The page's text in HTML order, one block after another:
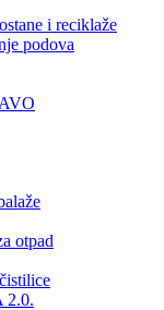
i reciklaže
podova
otpad
2.0.